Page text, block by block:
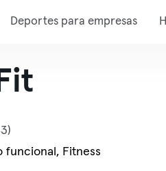
Deportes para empresas
funcional, Fitness